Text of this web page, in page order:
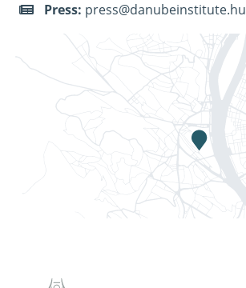
Press: press@danubeinstitute.hu